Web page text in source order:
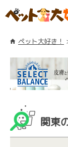
ペット大好き！
関東